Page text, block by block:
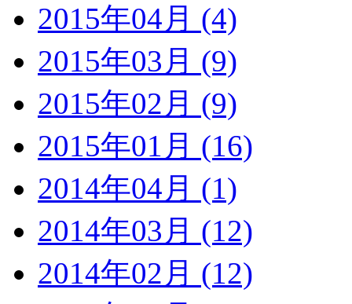
2015年04月 (4)
2015年03月 (9)
2015年02月 (9)
2015年01月 (16)
2014年04月 (1)
2014年03月 (12)
2014年02月 (12)